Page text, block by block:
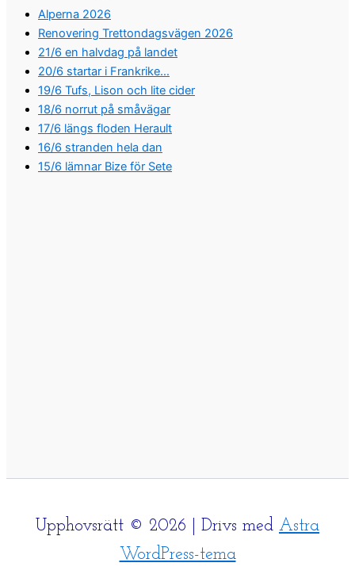
Alperna 2026
Renovering Trettondagsvägen 2026
21/6 en halvdag på landet
20/6 startar i Frankrike…
19/6 Tufs, Lison och lite cider
18/6 norrut på småvägar
17/6 längs floden Herault
16/6 stranden hela dan
15/6 lämnar Bize för Sete
Upphovsrätt © 2026 | Drivs med Astra
WordPress-tema